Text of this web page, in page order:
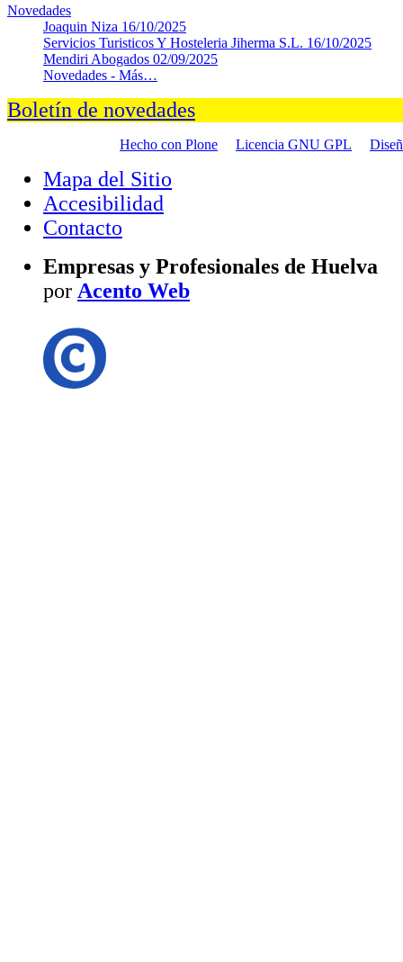
Novedades
Joaquin Niza 16/10/2025
Servicios Turisticos Y Hosteleria Jiherma S.L. 16/10/2025
Mendiri Abogados 02/09/2025
Novedades - Más…
Boletín de novedades
Hecho con Plone Licencia GNU GPL
Mapa del Sitio
Accesibilidad
Contacto
Empresas y Profesionales de Huelva
por Acento Web